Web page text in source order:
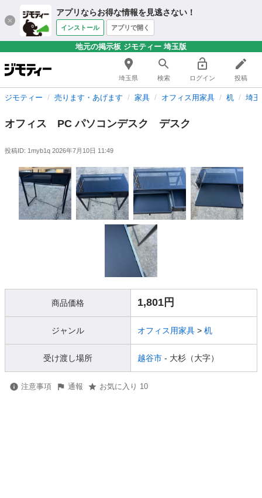
アプリならお得な情報を見逃さない！
インストール アプリで開く
地元の掲示板 ジモティー 埼玉版
埼玉県 検索 ログイン 投稿
ジモティー 売ります・あげます 家具 オフィス用家具 机 埼
オフィス PC パソコンデスク デスク
投稿ID: 1myb1q 2026年7月10日 11:49
商品価格 1,801円
ジャンル オフィス用家具 > 机
受け渡し場所 越谷市 - 大杉（大字）
注意事項 通報 お気に入り 10